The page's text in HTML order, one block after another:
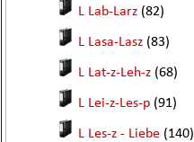
L Lab-Larz (82)
L Lasa-Lasz (83)
L Lat-z-Leh-z (68)
L Lei-z-Les-p (91)
L Les-z - Liebe (140)